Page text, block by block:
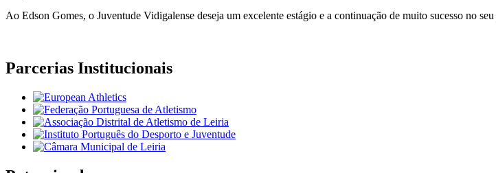
Ao Edson Gomes, o Juventude Vidigalense deseja um excelente estágio e a continuação de muito sucesso no
Parcerias Institucionais